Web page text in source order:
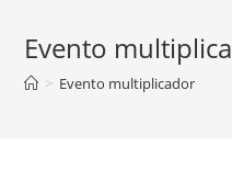
Evento
> Evento multiplicador